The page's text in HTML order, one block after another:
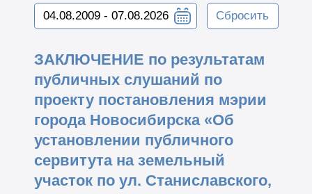
Сбросить
ЗАКЛЮЧЕНИЕ по результатам
публичных слушаний по
проекту постановления мэрии
города Новосибирска «Об
установлении публичного
сервитута на земельный
участок по ул. Станиславского,